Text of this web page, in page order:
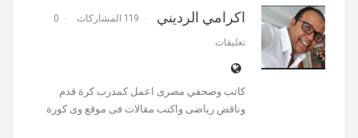
اكرامي الرديني 119 المشاركات 0
تعليقات
كاتب وصحفي مصرى اعمل كمدرب كرة قدم
وناقض رياضى واكتب مقالات فى موقع وى كورة